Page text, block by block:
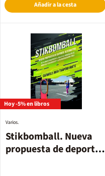
Añadir a la cesta
Hoy -5% en libros
Stikbomball. Nueva
propuesta de deporte
Varios.